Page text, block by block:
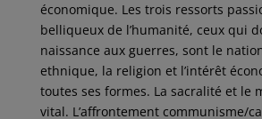
économique. Les trois ressorts
belliqueux de l’humanité, ceux qui
naissance aux guerres, sont le
ethnique, la religion et l’intérêt
toutes ses formes. La sacralité et le
vital. L’affrontement communisme/